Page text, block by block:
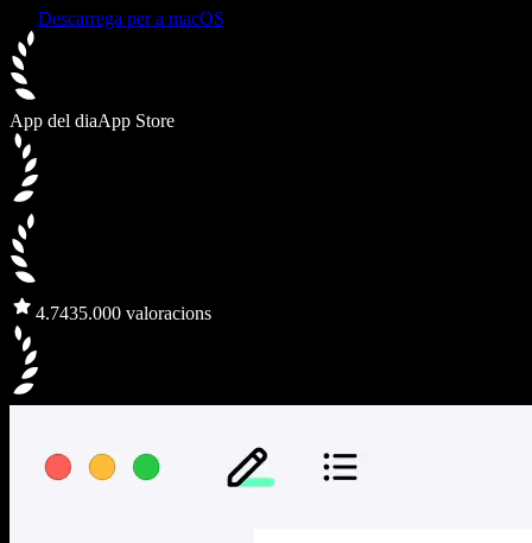
Descarrega per a macOS
App del diaApp Store
4.7435.000 valoracions